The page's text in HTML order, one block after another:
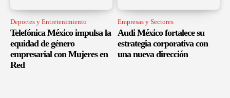
Deportes y Entretenimiento
Telefónica México impulsa la
equidad de género
empresarial con Mujeres en
Red
Empresas y Sectores
Audi México fortalece su
estrategia corporativa con
una nueva dirección